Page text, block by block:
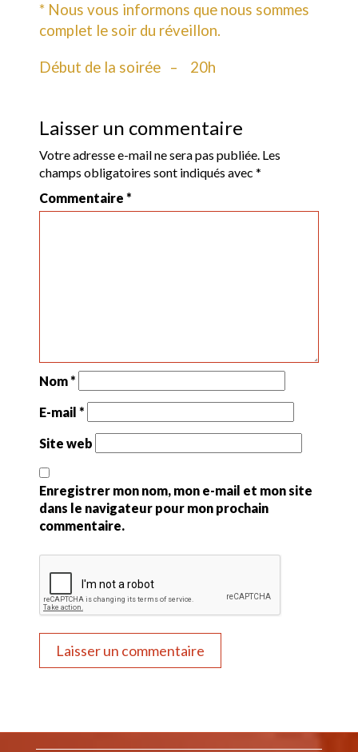
* Nous vous informons que nous sommes
complet le soir du réveillon.
Début de la soirée – 20h
Laisser un commentaire
Votre adresse e-mail ne sera pas publiée. Les
champs obligatoires sont indiqués avec*
Commentaire*
Nom*
E-mail*
Site web
Enregistrer mon nom, mon e-mail et mon site
dans le navigateur pour mon prochain
commentaire.